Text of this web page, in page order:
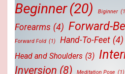
Beginner(20) Biginner
Forearms (4) Forward-
Forward Fold (1) Hand-To-Feet (4)
Head and Shoulders (3)
Inversion (8) Meditation Pose (1)